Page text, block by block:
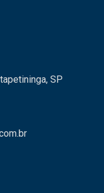
SP